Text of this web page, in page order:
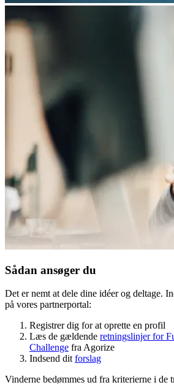
Sådan ansøger du
Det er nemt at dele dine idéer og deltage.
på vores partnerportal:
Registrer dig for at oprette en profil
Læs de gældende retningslinjer for
Challenge fra Agorize
Indsend ditforslag
Vinderne bedømmes ud fra kriterierne i de